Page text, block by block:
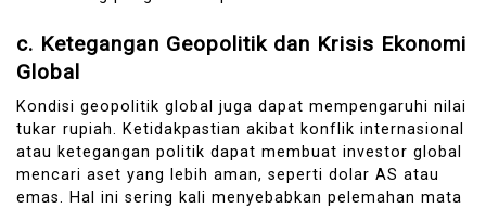
c. Ketegangan Geopolitik dan Krisis Ekonomi
Global
Kondisi geopolitik global juga dapat mempengaruhi nilai
tukar rupiah. Ketidakpastian akibat konflik internasional
atau ketegangan politik dapat membuat investor global
mencari aset yang lebih aman, seperti dolar AS atau
emas. Hal ini sering kali menyebabkan pelemahan mata